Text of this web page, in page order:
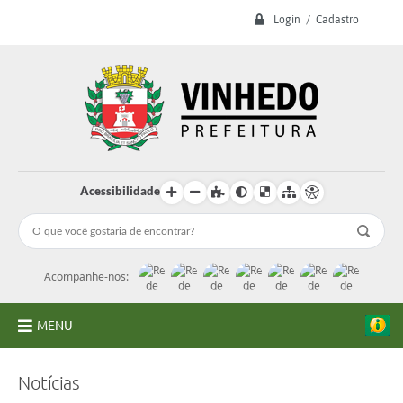
Login / Cadastro
Acessibilidade
Acompanhe-nos:
MENU
Notícias